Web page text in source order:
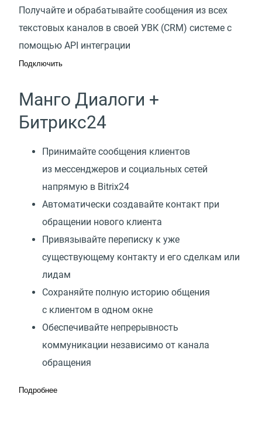
Получайте и обрабатывайте сообщения из всех
текстовых каналов в своей УВК (CRM) системе с
помощью API интеграции
Подключить
Манго Диалоги +
Битрикс24
Принимайте сообщения клиентов
из мессенджеров и социальных сетей
напрямую в Bitrix24
Автоматически создавайте контакт при
обращении нового клиента
Привязывайте переписку к уже
существующему контакту и его сделкам или
лидам
Сохраняйте полную историю общения
с клиентом в одном окне
Обеспечивайте непрерывность
коммуникации независимо от канала
обращения
Подробнее